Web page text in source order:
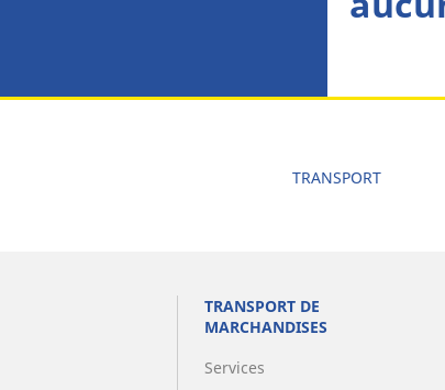
TRANSPORT
TRANSPORT DE
MARCHANDISES
Services